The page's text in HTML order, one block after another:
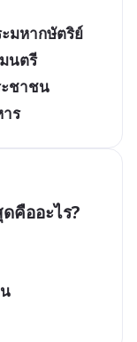
มหากษัตริย์
นตรี
ะชาชน
ร
ออะไร?